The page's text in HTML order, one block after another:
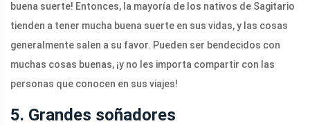
buena suerte! Entonces, la mayoría de los nativos de Sagitario
tienden a tener mucha buena suerte en sus vidas, y las cosas
generalmente salen a su favor. Pueden ser bendecidos con
muchas cosas buenas, ¡y no les importa compartir con las
personas que conocen en sus viajes!
5. Grandes soñadores